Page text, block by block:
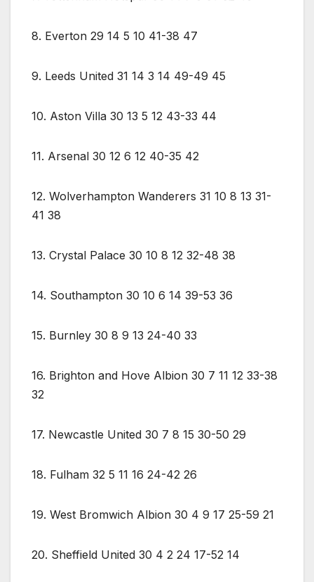
8. Everton 29 14 5 10 41-38 47
9. Leeds United 31 14 3 14 49-49 45
10. Aston Villa 30 13 5 12 43-33 44
11. Arsenal 30 12 6 12 40-35 42
12. Wolverhampton Wanderers 31 10 8 13 31-
41 38
13. Crystal Palace 30 10 8 12 32-48 38
14. Southampton 30 10 6 14 39-53 36
15. Burnley 30 8 9 13 24-40 33
16. Brighton and Hove Albion 30 7 11 12 33-38
32
17. Newcastle United 30 7 8 15 30-50 29
18. Fulham 32 5 11 16 24-42 26
19. West Bromwich Albion 30 4 9 17 25-59 21
20. Sheffield United 30 4 2 24 17-52 14